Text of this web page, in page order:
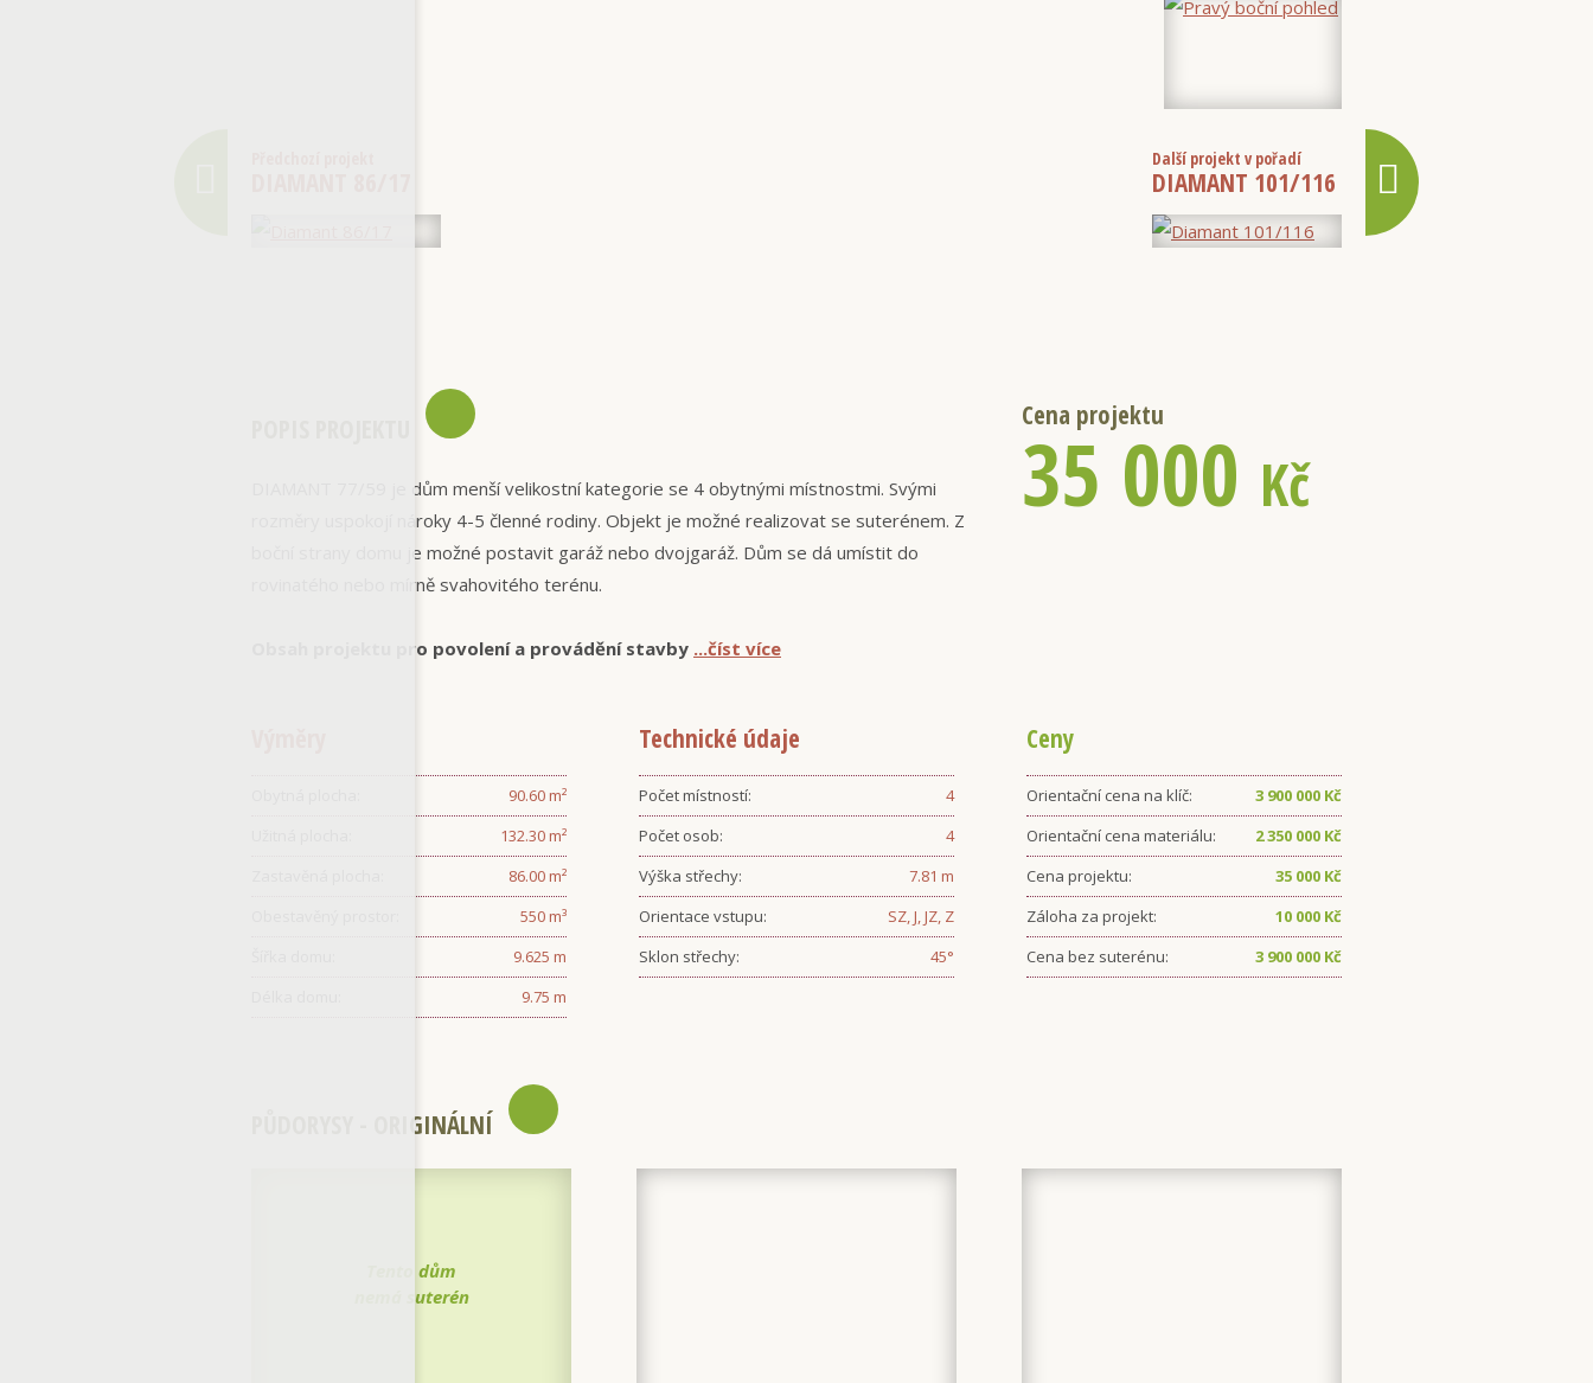
Další projekt v pořadí
DIAMANT 101/116
DIAMANT 77/59 je dům menší velikostní kategorie se 4 obytnými místnostmi. Svými
rozměry uspokojí nároky 4-5 členné rodiny. Objekt je možné realizovat se suterénem. Z
boční strany domu je možné postavit garáž nebo dvojgaráž. Dům se dá umístit do
rovinatého nebo mírně svahovitého terénu.
Obsah projektu pro povolení a provádění stavby ...číst více
Cena projektu
35 000 Kč
90.60m²
132.30m²
86.00m²
550m³
9.625 m
9.75 m
Technické údaje
Počet místností:
4
Počet osob:
4
Výška střechy:
7.81 m
Orientace vstupu:
SZ, J, JZ, Z
Sklon střechy:
45°
Ceny
Orientační cena na klíč: 3 900 000 Kč
Orientační cena materiálu:
2 350 000 Kč
Cena projektu:
35 000 Kč
Záloha za projekt:
10 000 Kč
Cena bez suterénu:
3 900 000 Kč
PŮDORYSY - ORIGINÁLNÍ
Tento dům
nemá suterén